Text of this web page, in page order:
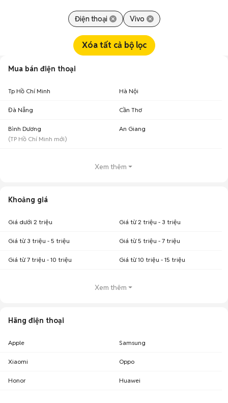
Điện thoại Vivo
Xóa tất cả bộ lọc
Mua bán điện thoại
Tp Hồ Chí Minh Hà Nội
Đà Nẵng Cần Thơ
Bình Dương
(TP Hồ Chí Minh mới)
An Giang
Xem thêm
Khoảng giá
Giá dưới 2 triệu Giá từ 2 triệu - 3 triệu
Giá từ 3 triệu - 5 triệu Giá từ 5 triệu - 7 triệu
Giá từ 7 triệu - 10 triệu Giá từ 10 triệu - 15 triệu
Xem thêm
Hãng điện thoại
Apple Samsung
Xiaomi Oppo
Honor Huawei